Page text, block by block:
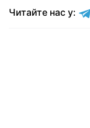
Читайте нас у: